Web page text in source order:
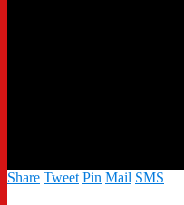
Share Tweet Pin Mail SMS